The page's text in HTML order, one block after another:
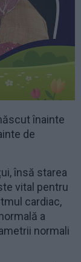
înainte
de
însă starea
vital pentru
cardiac,
a
normali